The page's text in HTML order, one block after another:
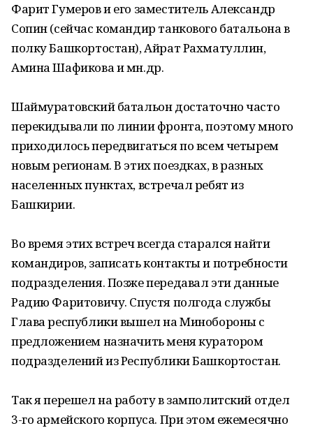
Фарит Гумеров и его заместитель Александр
Сопин (сейчас командир танкового батальона в
полку Башкортостан), Айрат Рахматуллин,
Амина Шафикова и мн.др.
Шаймуратовский батальон достаточно часто
перекидывали по линии фронта, поэтому много
приходилось передвигаться по всем четырем
новым регионам. В этих поездках, в разных
населенных пунктах, встречал ребят из
Башкирии.
Во время этих встреч всегда старался найти
командиров, записать контакты и потребности
подразделения. Позже передавал эти данные
Радию Фаритовичу. Спустя полгода службы
Глава республики вышел на Минобороны с
предложением назначить меня куратором
подразделений из Республики Башкортостан.
Так я перешел на работу в замполитский отдел
3-го армейского корпуса. При этом ежемесячно